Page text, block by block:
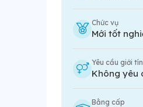
Chức vụ
Mới tốt
Yêu cầu giới
Không yêu
Bằng cấp